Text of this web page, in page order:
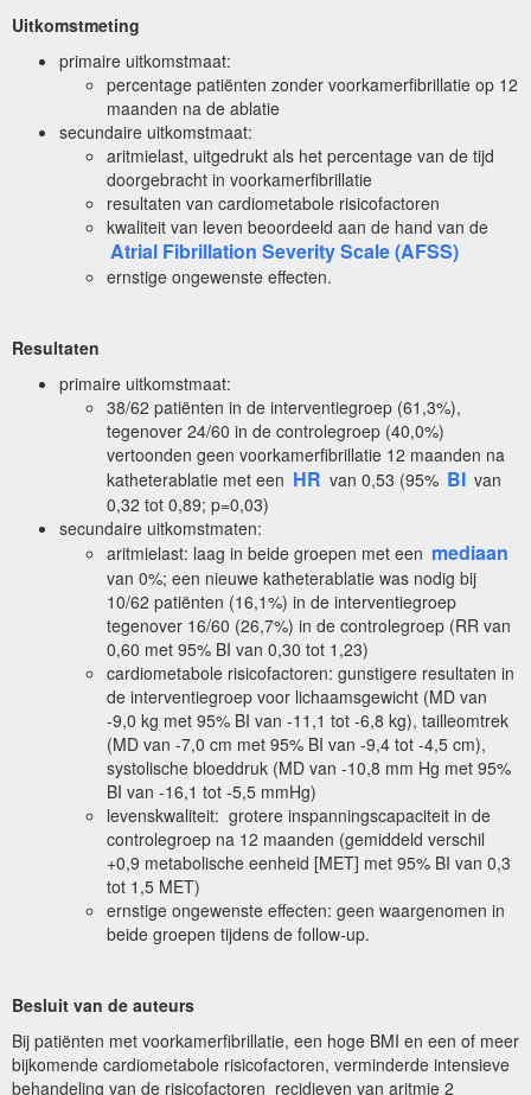
Uitkomstmeting
primaire uitkomstmaat:
percentage patiënten zonder voorkamerfibrillatie op 12
maanden na de ablatie
secundaire uitkomstmaat:
aritmielast, uitgedrukt als het percentage van de tijd
doorgebracht in voorkamerfibrillatie
resultaten van cardiometabole risicofactoren
kwaliteit van leven beoordeeld aan de hand van de
Atrial Fibrillation Severity Scale (AFSS)
ernstige ongewenste effecten.
Resultaten
primaire uitkomstmaat:
38/62 patiënten in de interventiegroep (61,3%),
tegenover 24/60 in de controlegroep (40,0%)
vertoonden geen voorkamerfibrillatie 12 maanden na
katheterablatie met een HR van 0,53 (95% BI van
0,32 tot 0,89; p=0,03)
secundaire uitkomstmaten:
aritmielast: laag in beide groepen met een mediaan
van 0%; een nieuwe katheterablatie was nodig bij
10/62 patiënten (16,1%) in de interventiegroep
tegenover 16/60 (26,7%) in de controlegroep (RR van
0,60 met 95% BI van 0,30 tot 1,23)
cardiometabole risicofactoren: gunstigere resultaten in
de interventiegroep voor lichaamsgewicht (MD van
-9,0 kg met 95% BI van -11,1 tot -6,8 kg), tailleomtrek
(MD van -7,0 cm met 95% BI van -9,4 tot -4,5 cm),
systolische bloeddruk (MD van -10,8 mm Hg met 95%
BI van -16,1 tot -5,5 mmHg)
levenskwaliteit: grotere inspanningscapaciteit in de
controlegroep na 12 maanden (gemiddeld verschil
+0,9 metabolische eenheid [MET] met 95% BI van 0,3
tot 1,5 MET)
ernstige ongewenste effecten: geen waargenomen in
beide groepen tijdens de follow-up.
Besluit van de auteurs
Bij patiënten met voorkamerfibrillatie, een hoge BMI en een of meer
bijkomende cardiometabole risicofactoren, verminderde intensieve
behandeling van de risicofactoren recidieven van aritmie 2